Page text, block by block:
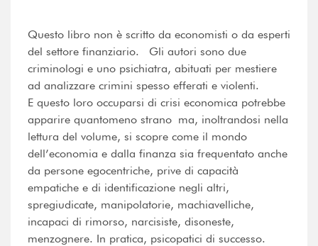
Questo libro non è scritto da economisti o da esperti
del settore finanziario. Gli autori sono due
criminologi e uno psichiatra, abituati per mestiere
ad analizzare crimini spesso efferati e violenti.
E questo loro occuparsi di crisi economica potrebbe
apparire quantomeno strano ma, inoltrandosi nella
lettura del volume, si scopre come il mondo
dell’economia e dalla finanza sia frequentato anche
da persone egocentriche, prive di capacità
empatiche e di identificazione negli altri,
spregiudicate, manipolatorie, machiavelliche,
incapaci di rimorso, narcisiste, disoneste,
menzognere. In pratica, psicopatici di successo.